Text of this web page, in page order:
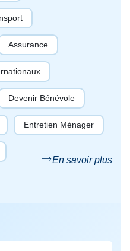
Assurance
Devenir Bénévole
Entretien Ménager
En savoir plus